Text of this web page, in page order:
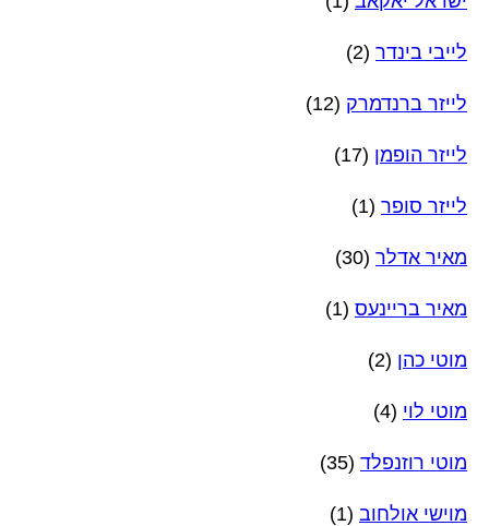
לייבי בינדר (2)
לייזר ברנדמרק (12)
לייזר הופמן (17)
לייזר סופר (1)
מאיר אדלר (30)
מאיר בריינעס (1)
מוטי כהן (2)
מוטי לוי (4)
מוטי רוזנפלד (35)
מוישי אולחוב (1)